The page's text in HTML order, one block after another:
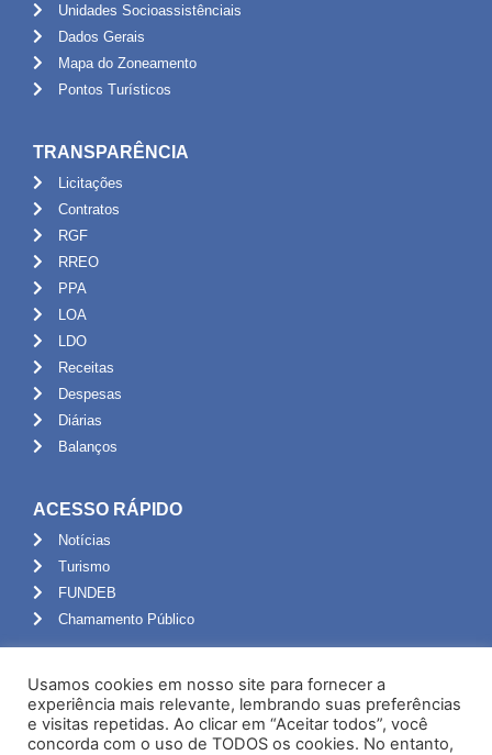
Unidades Socioassistênciais
Dados Gerais
Mapa do Zoneamento
Pontos Turísticos
TRANSPARÊNCIA
Licitações
Contratos
RGF
RREO
PPA
LOA
LDO
Receitas
Despesas
Diárias
Balanços
ACESSO RÁPIDO
Notícias
Turismo
FUNDEB
Chamamento Público
Portal do Servidor
Webmail
Usamos cookies em nosso site para fornecer a
experiência mais relevante, lembrando suas preferências
e visitas repetidas. Ao clicar em “Aceitar todos”, você
concorda com o uso de TODOS os cookies. No entanto,